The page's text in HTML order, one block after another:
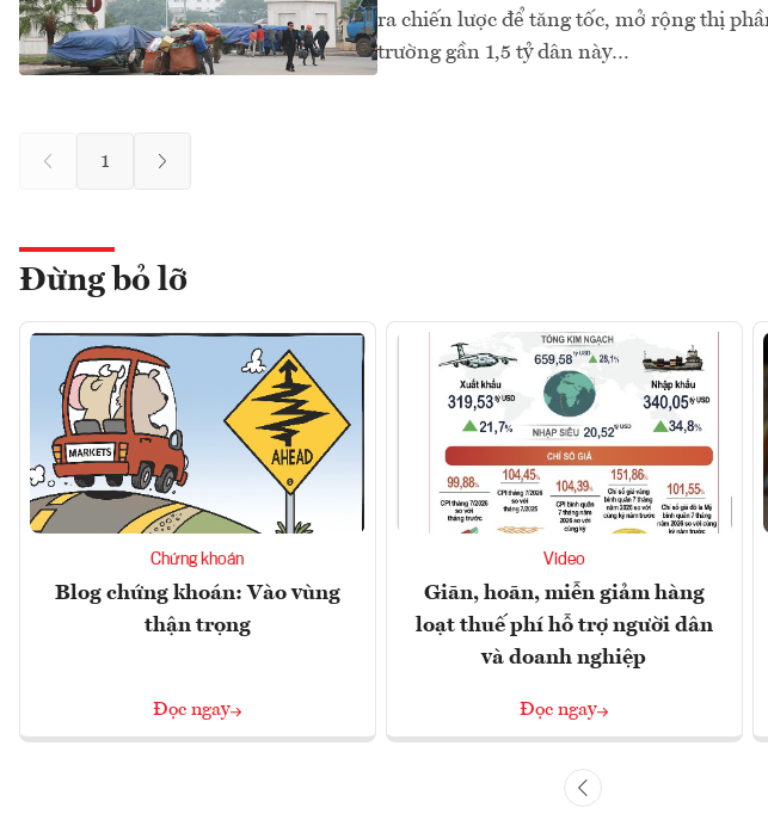
ra chiến lược để tăng tốc, mở rộng thị
trường gần 1,5 tỷ dân này…
1
Đừng bỏ lỡ
Chứng khoán
Blog chứng khoán: Vào vùng
thận trọng
Đọc ngay
Video
Giãn, hoãn, miễn giảm hàng
loạt thuế phí hỗ trợ người dân
và doanh nghiệp
Đọc ngay